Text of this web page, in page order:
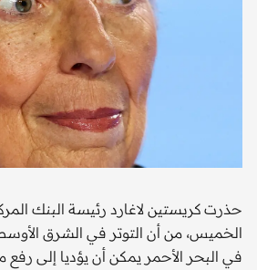
حذرت كريستين لاغارد رئيسة البنك
الخميس، من أن التوتر في الشرق
في البحر الأحمر يمكن أن يؤديا إلى